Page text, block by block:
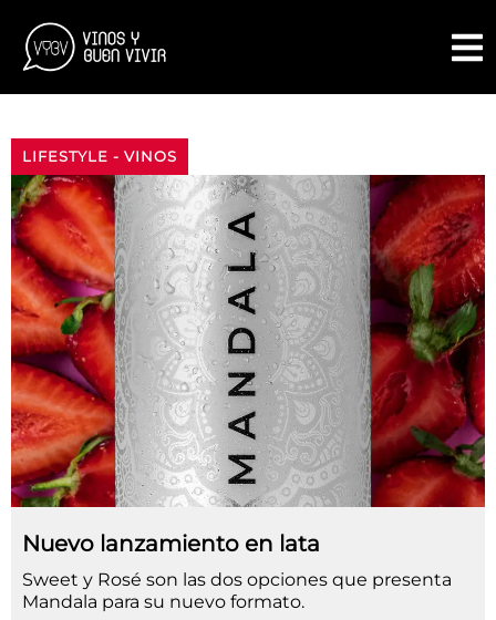
LIFESTYLE - VINOS
Nuevo lanzamiento en lata
Sweet y Rosé son las dos opciones que presenta
Mandala para su nuevo formato.